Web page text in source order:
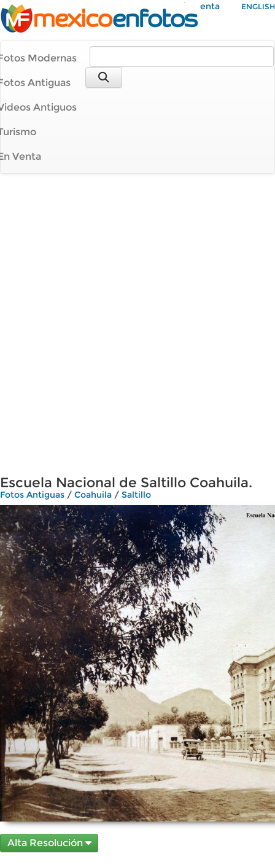
Mi Cuenta ENGLISH
Modernas
Antiguas
Antiguos
Venta
Escuela Nacional de Saltillo Coahuila.
Fotos Antiguas / Coahuila / Saltillo
Alta Resolución